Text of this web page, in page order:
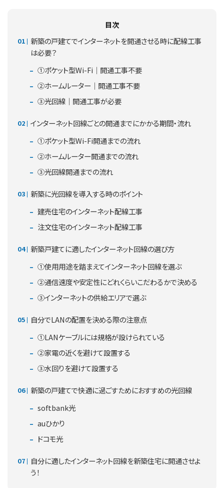
目次
新築の戸建てでインターネットを開通させる時に配線工事
は必要？
①ポケット型Wi-Fi｜開通工事不要
②ホームルーター｜開通工事不要
③光回線｜開通工事が必要
インターネット回線ごとの開通までにかかる期間・流れ
①ポケット型Wi-Fi開通までの流れ
②ホームルーター開通までの流れ
③光回線開通までの流れ
新築に光回線を導入する時のポイント
建売住宅のインターネット配線工事
注文住宅のインターネット配線工事
新築戸建てに適したインターネット回線の選び方
①使用用途を踏まえてインターネット回線を選ぶ
②通信速度や安定性にどれくらいこだわるかで決める
③インターネットの供給エリアで選ぶ
自分でLANの配置を決める際の注意点
①LANケーブルには規格が設けられている
②家電の近くを避けて設置する
③水回りを避けて設置する
新築の戸建てで快適に過ごすためにおすすめの光回線
softbank光
auひかり
ドコモ光
自分に適したインターネット回線を新築住宅に開通させよ
う！